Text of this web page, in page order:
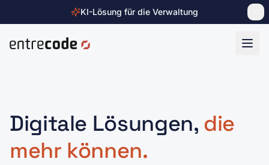
KI-Lösung für die Verwaltung
Digitale Lösungen, die
mehr können.